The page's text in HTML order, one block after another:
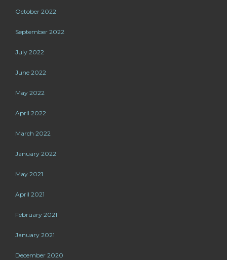
October 2022
September 2022
July 2022
June 2022
May 2022
April 2022
March 2022
January 2022
May 2021
April 2021
February 2021
January 2021
December 2020